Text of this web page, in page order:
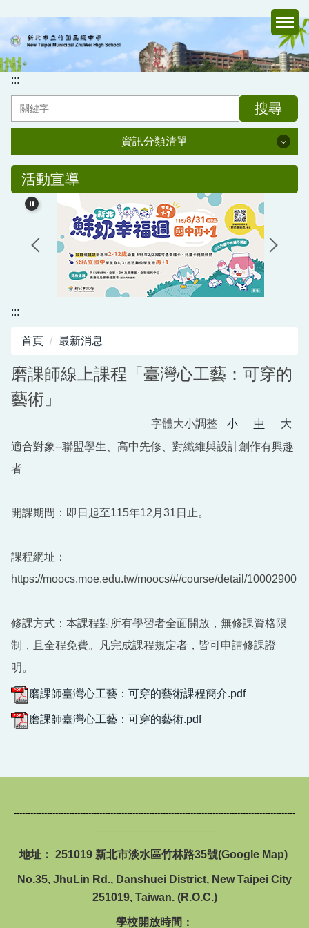
主
要
內
容
:::
搜尋
資訊分類清單
資訊分類清單
認識竹中
行政處室
媒體報導專區
正常教學專區
輔導活動專區
會計專區
回首頁
活動宣導
:::
首頁 最新消息
磨課師線上課程「臺灣心工藝：可穿的
藝術」
字體大小調整 小 中
大
適合對象--聯盟學生、高中先修、對纖維與設計創作有興趣
者
開課期間：即日起至115年12月31日止。
課程網址：
https://moocs.moe.edu.tw/moocs/#/course/detail/10002900
修課方式：本課程對所有學習者全面開放，無修課資格限
制，且全程免費。凡完成課程規定者，皆可申請修課證
明。
磨課師臺灣心工藝：可穿的藝術課程簡介.pdf
磨課師臺灣心工藝：可穿的藝術.pdf
------------------------------------------------------------------------------------------------------
--------------------------------------------
地址： 251019 新北市淡水區竹林路35號(Google Map)
No.35, JhuLin Rd., Danshuei District, New Taipei City
251019, Taiwan. (R.O.C.)
學校開放時間：